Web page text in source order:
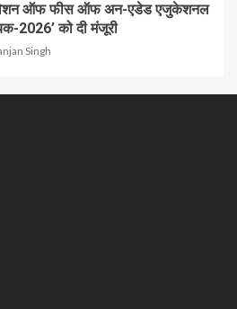
ऑफ फीस ऑफ अन-एडेड एजुकेशनल
2026’ को दी मंजूरी
Singh